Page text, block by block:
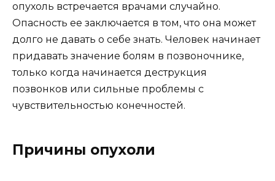
опухоль встречается врачами случайно.
Опасность ее заключается в том, что она может
долго не давать о себе знать. Человек начинает
придавать значение болям в позвоночнике,
только когда начинается деструкция
позвонков или сильные проблемы с
чувствительностью конечностей.
Причины опухоли